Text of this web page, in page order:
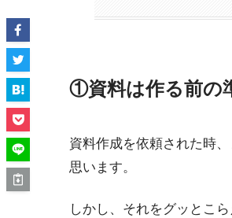
①資料は作る前の
資料作成を依頼された時
思います。
しかし、それをグッとこ